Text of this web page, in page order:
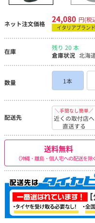
ネット注文価格 24,080 円(税
イタリアブランド
在庫
残り 20 本
倉庫状況 北海
数量 1本
配送先
＼手間なし簡単／
近くの取付店へ
直送する
送料無料
（沖縄・離島・個人宅への配送を除